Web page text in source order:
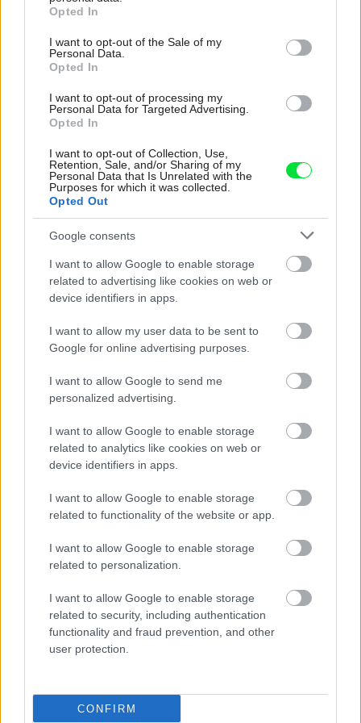
grant or deny consent to Google and its third-party tags to
use your data for below specified purposes in below Google
consent section.
Opted In
I want to opt-out of the Sale of my
Personal Data.
Opted In
I want to opt-out of processing my
Personal Data for Targeted Advertising.
Opted In
I want to opt-out of Collection, Use,
Retention, Sale, and/or Sharing of my
Personal Data that Is Unrelated with the
Purposes for which it was collected.
Opted Out
Google consents
I want to allow Google to enable storage
related to advertising like cookies on web or
device identifiers in apps.
I want to allow my user data to be sent to
Google for online advertising purposes.
I want to allow Google to send me
personalized advertising.
I want to allow Google to enable storage
related to analytics like cookies on web or
device identifiers in apps.
I want to allow Google to enable storage
related to functionality of the website or app.
I want to allow Google to enable storage
related to personalization.
I want to allow Google to enable storage
related to security, including authentication
functionality and fraud prevention, and other
user protection.
CONFIRM
Ak je súčasťou rodinného domu aspoň malá záhradka či
veľkých francúzskych okien alebo zasklených fasád.
Všetko má však aj svoje nevýhody. Zvonku sa nanosia
nečistoty priamo do interiéru, a preto je dôležité zvoliť si
ľahko udržiavateľnú podlahu, a to tak exteriéri, ako aj v
interiéri – aspoň na prvom štvorcovom metri.
Z toho mála, čo vieme o ľudskej psychike, môžeme
s určitosťou povedať, že medzi faktory ovplyvňujúce
zloženie prostredia, v ktorom sa nachádzame. Ich
musíme vyberať uvážene. Trendom v našich
riešenia obydlí. Je tu snaha, aby všetko vyzeralo ako
nové, na rozdiel od južnejších krajín, kde dominuje
patina a imitácia starých povrchov. Aj v otvorených
a jednotné tóny zväčšujú a zjednocujú, naopak, sýte